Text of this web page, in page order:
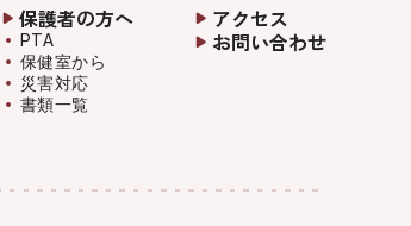
保護者の方へ
PTA
保健室から
災害対応
書類一覧
アクセス
お問い合わせ